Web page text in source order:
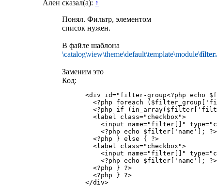
Ален сказал(а): ↑
Понял. Фильтр, элементом
список нужен.
В файле шаблона
\catalog\view\theme\default\template\module\
Заменим это
Код:
<div id="filter-group<?php echo
<?php foreach
<?php if
        <label class="checkbox">
<input name="filter[]"
<?php echo $filter['name'];
        <?php } else { ?>
        <label class="checkbox">
<input name="filter[]"
<?php echo $filter['name'];
        <?php } ?>
        <?php } ?>
      </div>